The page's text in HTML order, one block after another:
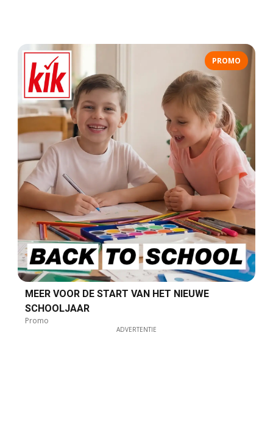
PROMO
MEER VOOR DE START VAN HET NIEUWE
SCHOOLJAAR
Promo
ADVERTENTIE